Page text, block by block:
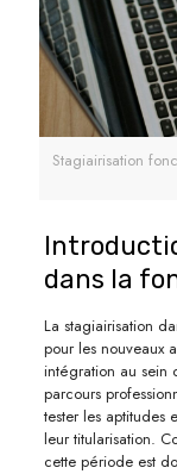
Stagiairisation
dans la
La stagiairisation
pour les nouveaux
intégration au sein
parcours
tester les aptitudes
leur titularisation.
cette période est